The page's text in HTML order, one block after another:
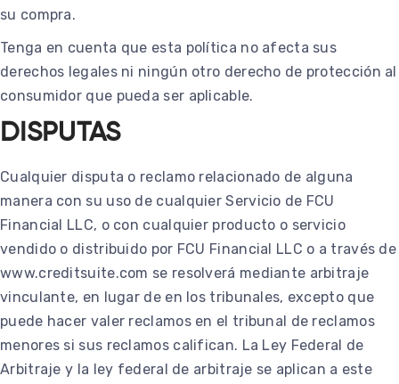
su compra.
Tenga en cuenta que esta política no afecta sus
derechos legales ni ningún otro derecho de protección al
consumidor que pueda ser aplicable.
DISPUTAS
Cualquier disputa o reclamo relacionado de alguna
manera con su uso de cualquier Servicio de FCU
Financial LLC, o con cualquier producto o servicio
vendido o distribuido por FCU Financial LLC o a través de
www.creditsuite.com se resolverá mediante arbitraje
vinculante, en lugar de en los tribunales, excepto que
puede hacer valer reclamos en el tribunal de reclamos
menores si sus reclamos califican. La Ley Federal de
Arbitraje y la ley federal de arbitraje se aplican a este